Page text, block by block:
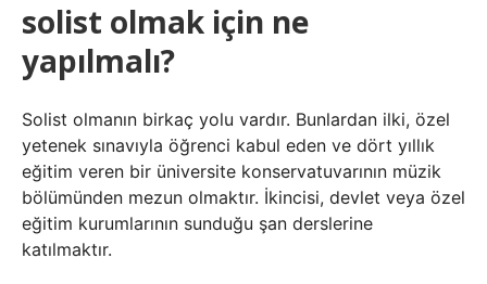
solist olmak için ne
yapılmalı?
Solist olmanın birkaç yolu vardır. Bunlardan ilki, özel
yetenek sınavıyla öğrenci kabul eden ve dört yıllık
eğitim veren bir üniversite konservatuvarının müzik
bölümünden mezun olmaktır. İkincisi, devlet veya özel
eğitim kurumlarının sunduğu şan derslerine
katılmaktır.